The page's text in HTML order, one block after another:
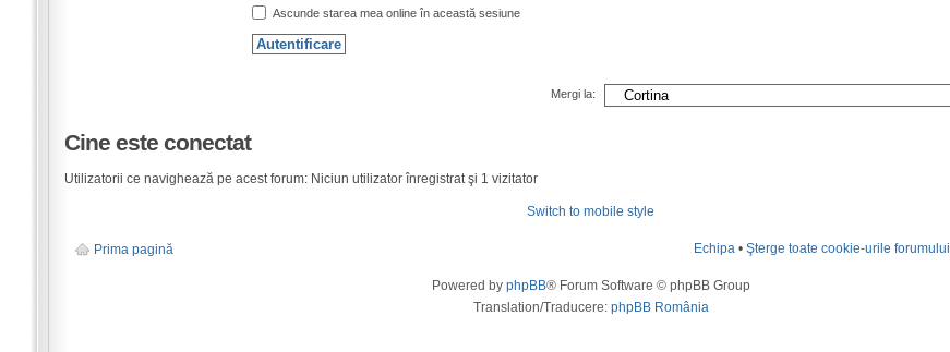
Ascunde starea mea online în această sesiune
Mergi la:
Cine este conectat
Utilizatorii ce navighează pe acest forum: Niciun utilizator înregistrat şi 1 vizitator
Switch to mobile style
Prima pagină Echipa •Şterge toate cookie-urile forumului
Powered by phpBB® Forum Software © phpBB Group
Translation/Traducere: phpBB România